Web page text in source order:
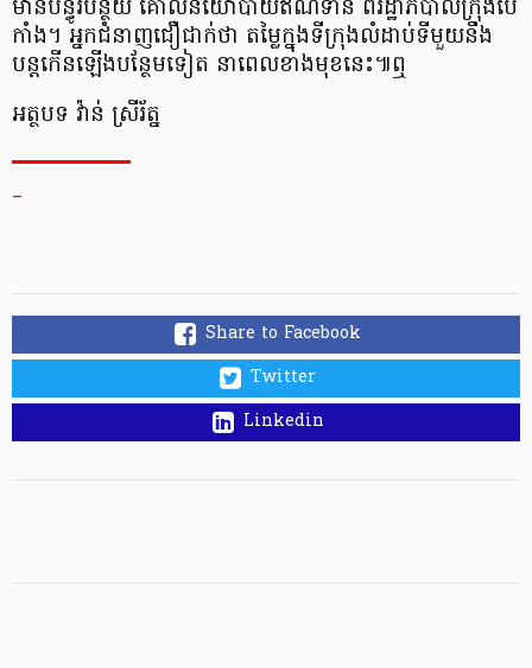
មាន​បន្ធូរបន្ថយ គោលនយោបាយ​ឥណទាន ពី​រដ្ឋាភិបាល​ក្រុង​ប៉េ​
កាំ​ង​។ អ្នកជំនាញ​ជឿជាក់​ថា តម្លៃ​ក្នុង​ទីក្រុង​លំដាប់​ទី​មួយ​នឹង​
បន្ត​កើនឡើង​បន្ថែម​ទៀត នា​ពេល​ខាង​មុខ​នេះ​៕ឮ
អត្ថបទ វ៉ាន់ ស្រីរ័ត្ន
_
Share to Facebook
Twitter
Linkedin